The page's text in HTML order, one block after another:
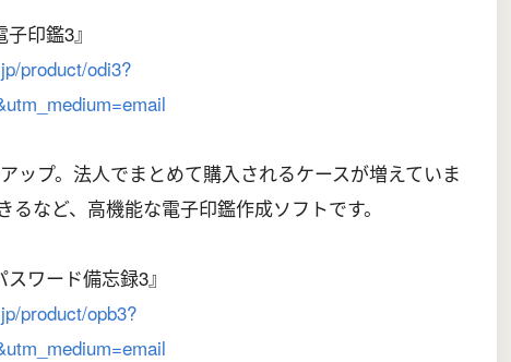
印鑑3』
product/odi3?
ップ。法人でまとめて購入されるケースが増えていま
るなど、高機能な電子印鑑作成ソフトです。
ワード備忘録3』
product/opb3?